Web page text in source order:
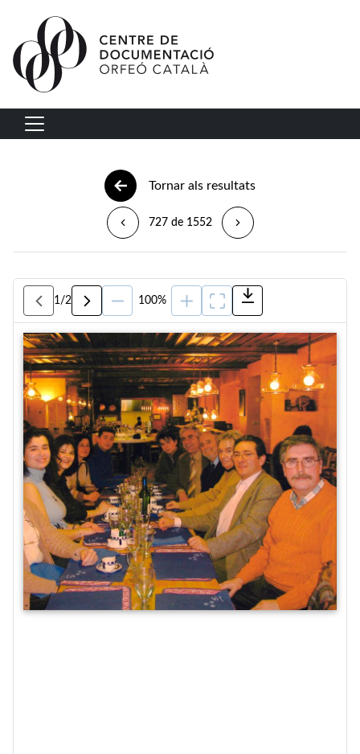
Vés al contingut
Navegació principal
Tornar als resultats
727 de 1552
1 /2 100%